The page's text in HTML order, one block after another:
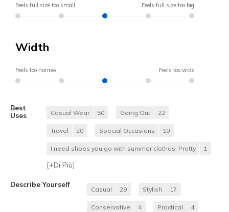
Feels full size too small Feels full size too big
Width
Feels too narrow Feels too wide
Best
Uses
Casual Wear 50 Going Out 22
Travel 20 Special Occasions 10
I need shoes you go with summer clothes. Pretty 1
[+Di Più]
Describe Yourself
Casual 29 Stylish 17
Conservative 4 Practical 4